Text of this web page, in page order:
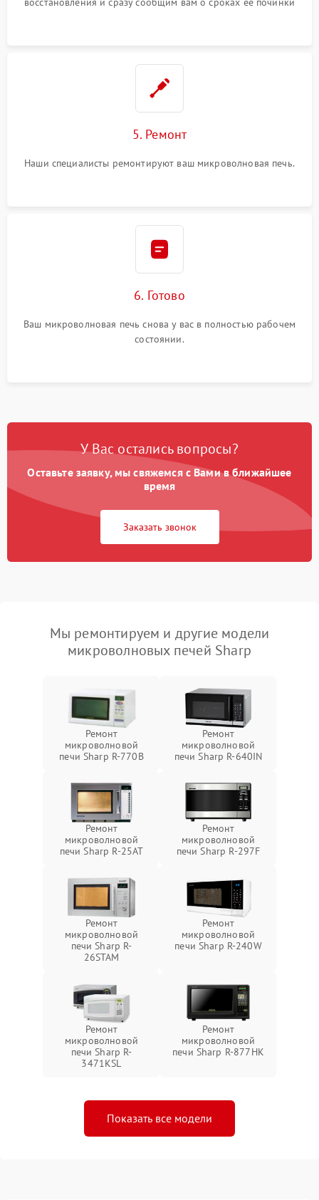
5. Ремонт
Наши специалисты ремонтируют ваш микроволновая печь.
6. Готово
Ваш микроволновая печь снова у вас в полностью рабочем
состоянии.
У Вас остались вопросы?
Оставьте заявку, мы свяжемся с Вами в ближайшее
время
Заказать звонок
Мы ремонтируем и другие модели
микроволновых печей Sharp
Ремонт
микроволновой
печи Sharp R-770B
Ремонт
микроволновой
печи Sharp R-640IN
Ремонт
микроволновой
печи Sharp R-25AT
Ремонт
микроволновой
печи Sharp R-297F
Ремонт
микроволновой
печи Sharp R-
26STAM
Ремонт
микроволновой
печи Sharp R-240W
Ремонт
микроволновой
печи Sharp R-
3471KSL
Ремонт
микроволновой
печи Sharp R-877HK
Показать все модели